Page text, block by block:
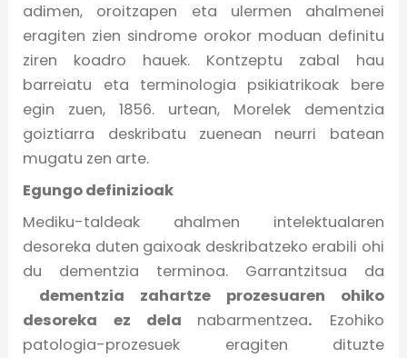
adimen, oroitzapen eta ulermen ahalmenei
eragiten zien sindrome orokor moduan definitu
ziren koadro hauek. Kontzeptu zabal hau
barreiatu eta terminologia psikiatrikoak bere
egin zuen, 1856. urtean, Morelek dementzia
goiztiarra deskribatu zuenean neurri batean
mugatu zen arte.
Egungo definizioak
Mediku-taldeak ahalmen intelektualaren
desoreka duten gaixoak deskribatzeko erabili ohi
du dementzia terminoa. Garrantzitsua da
dementzia zahartze prozesuaren ohiko
desoreka ez dela nabarmentzea. Ezohiko
patologia-prozesuek eragiten dituzte